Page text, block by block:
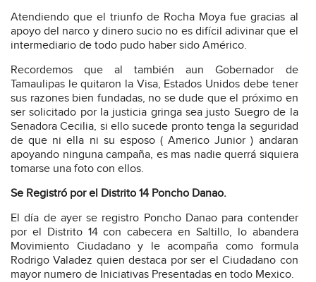
Atendiendo que el triunfo de Rocha Moya fue gracias al
apoyo del narco y dinero sucio no es difícil adivinar que el
intermediario de todo pudo haber sido Américo.
Recordemos que al también aun Gobernador de
Tamaulipas le quitaron la Visa, Estados Unidos debe tener
sus razones bien fundadas, no se dude que el próximo en
ser solicitado por la justicia gringa sea justo Suegro de la
Senadora Cecilia, si ello sucede pronto tenga la seguridad
de que ni ella ni su esposo ( Americo Junior ) andaran
apoyando ninguna campaña, es mas nadie querrá siquiera
tomarse una foto con ellos.
Se Registró por el Distrito 14 Poncho Danao.
El día de ayer se registro Poncho Danao para contender
por el Distrito 14 con cabecera en Saltillo, lo abandera
Movimiento Ciudadano y le acompaña como formula
Rodrigo Valadez quien destaca por ser el Ciudadano con
mayor numero de Iniciativas Presentadas en todo Mexico.